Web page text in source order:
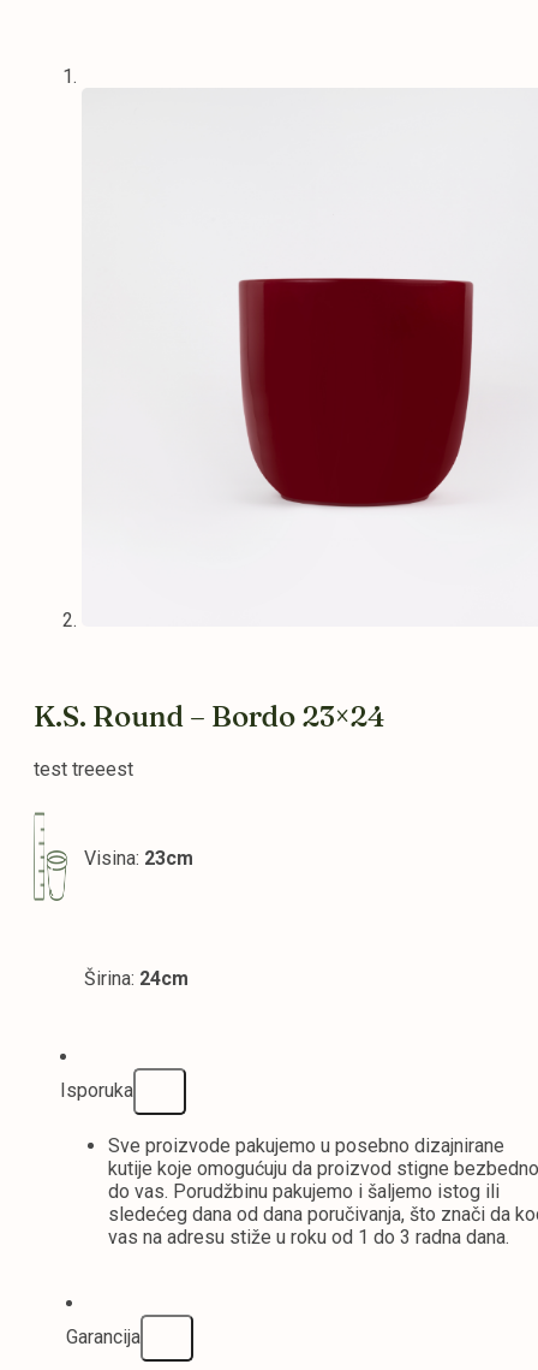
K.S. Round – Bordo 23×24
test treeest
Visina: 23cm
Širina: 24cm
Isporuka
Sve proizvode pakujemo u posebno dizajnirane
kutije koje omogućuju da proizvod stigne
do vas. Porudžbinu pakujemo i šaljemo istog ili
sledećeg dana od dana poručivanja, što znači da
vas na adresu stiže u roku od 1 do 3 radna dana.
Garancija